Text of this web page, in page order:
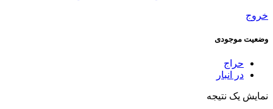
خروج
وضعیت موجودی
حراج
در انبار
نمایش یک نتیجه